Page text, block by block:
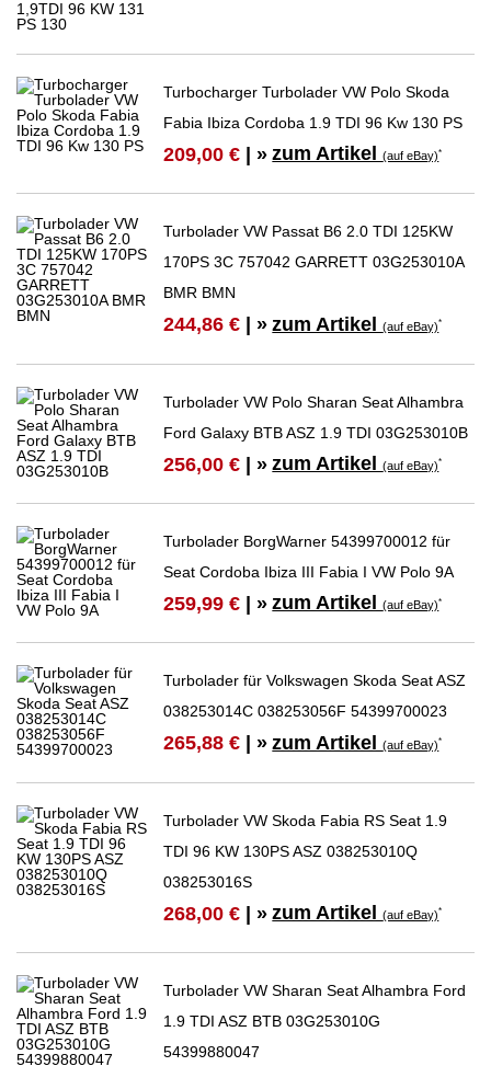
Turbocharger Turbolader VW Polo Skoda
Fabia Ibiza Cordoba 1.9 TDI 96 Kw 130 PS
209,00 € | » zum Artikel(auf eBay)*
Turbolader VW Passat B6 2.0 TDI 125KW
170PS 3C 757042 GARRETT 03G253010A
BMR BMN
244,86 € | » zum Artikel(auf eBay)*
Turbolader VW Polo Sharan Seat Alhambra
Ford Galaxy BTB ASZ 1.9 TDI 03G253010B
256,00 € | » zum Artikel(auf eBay)*
Turbolader BorgWarner 54399700012 für
Seat Cordoba Ibiza III Fabia I VW Polo 9A
259,99 € | » zum Artikel(auf eBay)*
Turbolader für Volkswagen Skoda Seat ASZ
038253014C 038253056F 54399700023
265,88 € | » zum Artikel(auf eBay)*
Turbolader VW Skoda Fabia RS Seat 1.9
TDI 96 KW 130PS ASZ 038253010Q
038253016S
268,00 € | » zum Artikel(auf eBay)*
Turbolader VW Sharan Seat Alhambra Ford
1.9 TDI ASZ BTB 03G253010G
54399880047